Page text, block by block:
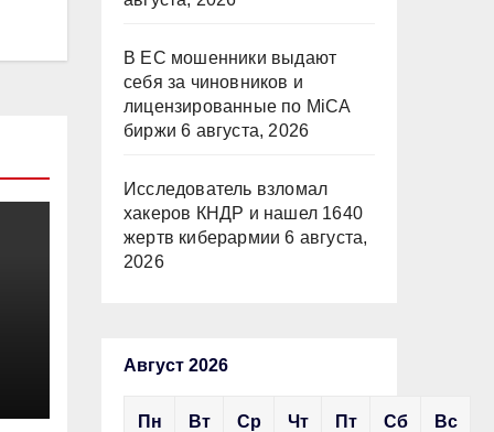
В ЕС мошенники выдают
себя за чиновников и
лицензированные по MiCA
биржи 6 августа, 2026
Исследователь взломал
хакеров КНДР и нашел 1640
жертв киберармии 6 августа,
2026
Август 2026
Пн Вт Ср Чт Пт Сб Вс